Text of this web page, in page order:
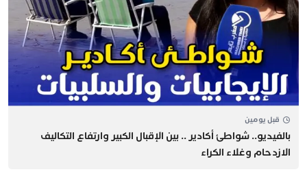
قبل يومين
بالفيديو.. شواطئ أكادير .. بين الإقبال الكبير وارتفاع التكاليف
الازدحام وغلاء الكراء